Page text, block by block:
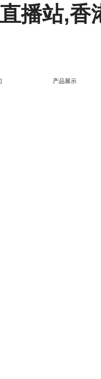
播站,香
产品展示